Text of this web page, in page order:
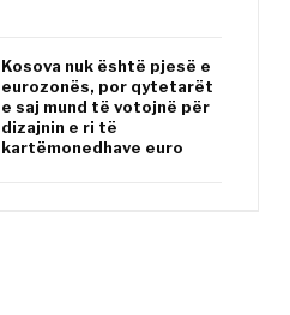
Kosova nuk është pjesë e
eurozonës, por qytetarët
e saj mund të votojnë për
dizajnin e ri të
kartëmonedhave euro